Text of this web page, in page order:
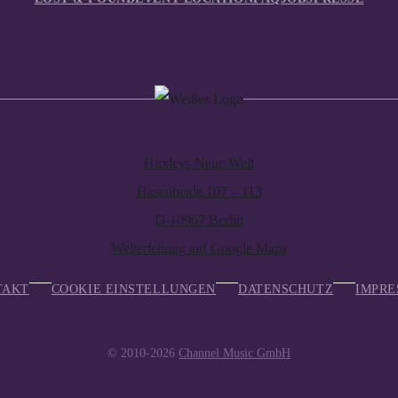
Huxleys Neue Welt
Hasenheide 107 – 113
D-10967 Berlin
Weiterleitung auf Google Maps
COOKIE EINSTELLUNGEN DATENSCHUTZ
© 2010-2026 Channel Music GmbH